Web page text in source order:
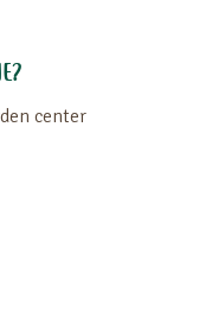
center